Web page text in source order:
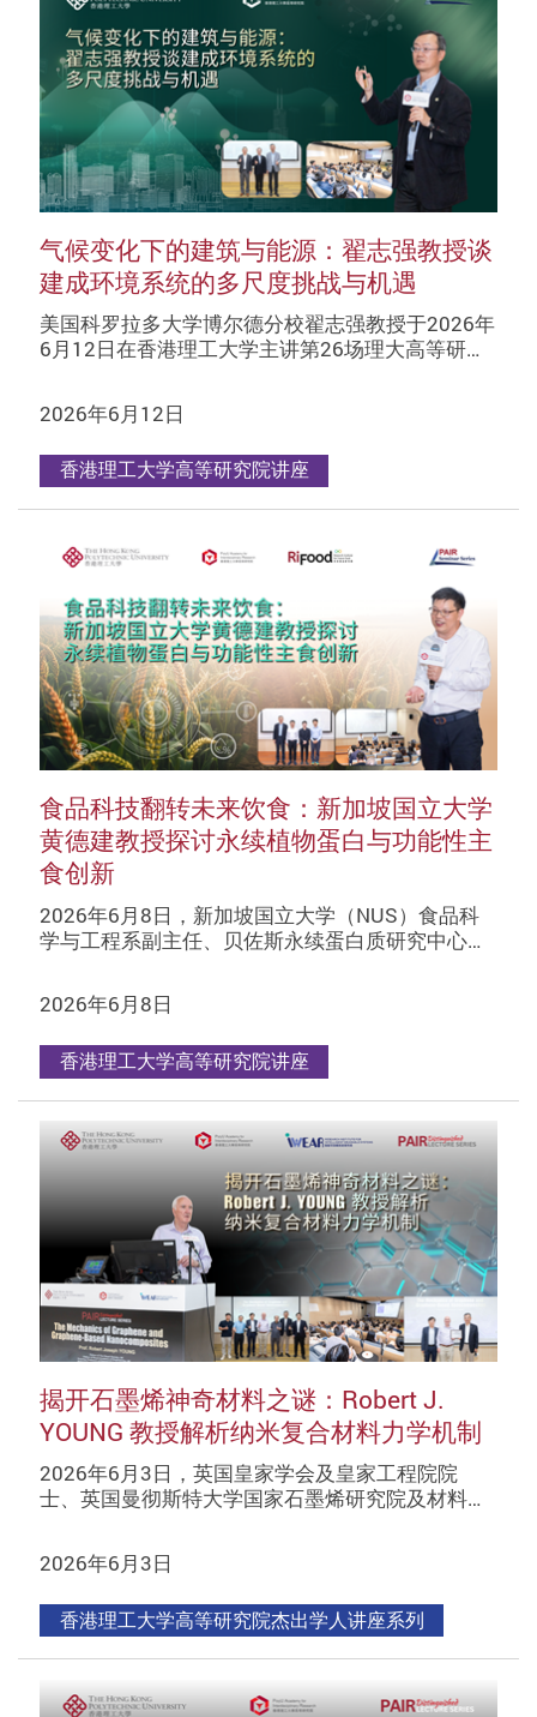
气候变化下的建筑与能源：翟志强教授谈
建成环境系统的多尺度挑战与机遇
美国科罗拉多大学博尔德分校翟志强教授于2026年
6月12日在香港理工大学主讲第26场理大高等研…
2026年6月12日
香港理工大学高等研究院讲座
食品科技翻转未来饮食：新加坡国立大学
黄德建教授探讨永续植物蛋白与功能性主
食创新
2026年6月8日，新加坡国立大学（NUS）食品科
学与工程系副主任、贝佐斯永续蛋白质研究中心…
2026年6月8日
香港理工大学高等研究院讲座
揭开石墨烯神奇材料之谜：Robert J.
YOUNG 教授解析纳米复合材料力学机制
2026年6月3日，英国皇家学会及皇家工程院院
士、英国曼彻斯特大学国家石墨烯研究院及材料…
2026年6月3日
香港理工大学高等研究院杰出学人讲座系列